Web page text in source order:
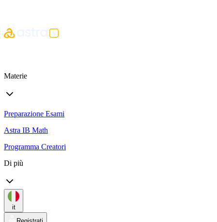
Materie
Preparazione Esami
Astra IB Math
Programma Creatori
Di più
it